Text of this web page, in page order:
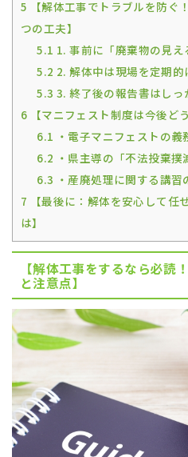
5 【解体工事でトラブルを防ぐ
つの工夫】
5.1 1. 事前に「廃棄物の見え
5.2 2. 解体中は現場を定期的
5.3 3. 終了後の報告書はしっ
6 【マニフェスト制度は今後ど
6.1 ・電子マニフェストの
6.2 ・県主導の「不法投棄
6.3 ・産廃処理に関する講
7 【最後に：解体を安心して任
は】
【解体工事をするなら必読
と注意点】